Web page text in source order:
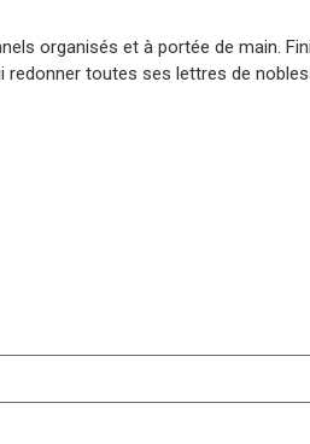
organisés et à portée de main.
toutes ses lettres de